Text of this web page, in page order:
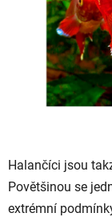
Halančíci jsou
Povětšinou se
extrémní
hvězdiček.